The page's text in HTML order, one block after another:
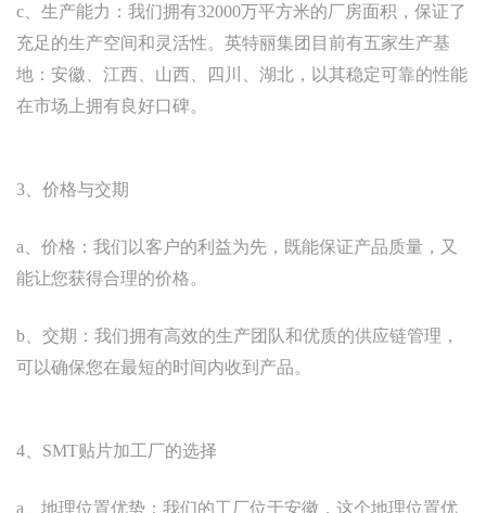
c、生产能力：我们拥有32000万平方米的厂房面积，保证了
充足的生产空间和灵活性。英特丽集团目前有五家生产基
地：安徽、江西、山西、四川、湖北，以其稳定可靠的性能
在市场上拥有良好口碑。
3、价格与交期
a、价格：我们以客户的利益为先，既能保证产品质量，又
能让您获得合理的价格。
b、交期：我们拥有高效的生产团队和优质的供应链管理，
可以确保您在最短的时间内收到产品。
4、SMT贴片加工厂的选择
a、地理位置优势：我们的工厂位于安徽，这个地理位置优